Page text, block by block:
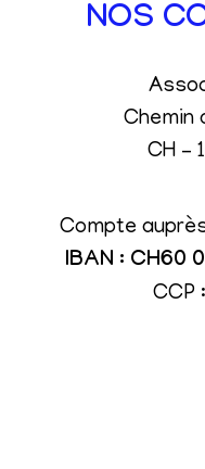
NOS
Chemin
CH –
Compte
IBAN : CH60
CCP